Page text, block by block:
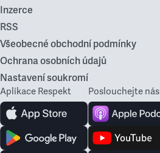
Inzerce
RSS
Všeobecné obchodní podmínky
Ochrana osobních údajů
Nastavení soukromí
Aplikace Respekt Poslouchejte nás